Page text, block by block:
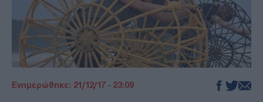
Ενημερώθηκε: 21/12/17 - 23:09